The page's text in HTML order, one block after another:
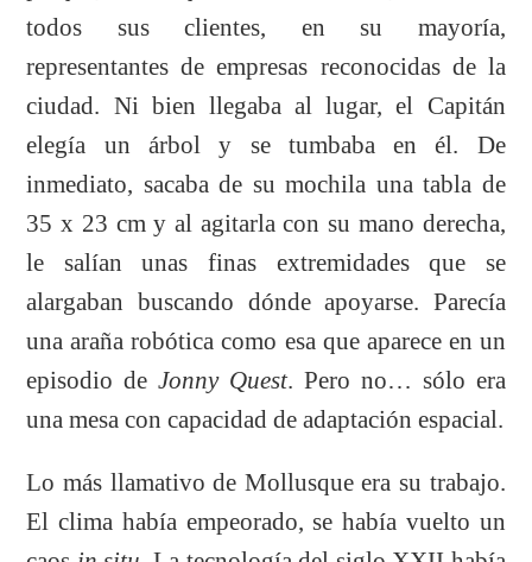
todos sus clientes, en su mayoría,
representantes de empresas reconocidas de la
ciudad. Ni bien llegaba al lugar, el Capitán
elegía un árbol y se tumbaba en él. De
inmediato, sacaba de su mochila una tabla de
35 x 23 cm y al agitarla con su mano derecha,
le salían unas finas extremidades que se
alargaban buscando dónde apoyarse. Parecía
una araña robótica como esa que aparece en un
episodio deJonny Quest. Pero no… sólo era
una mesa con capacidad de adaptación espacial.
Lo más llamativo de Mollusque era su trabajo.
El clima había empeorado, se había vuelto un